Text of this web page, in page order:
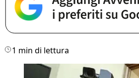
1 min di lettura